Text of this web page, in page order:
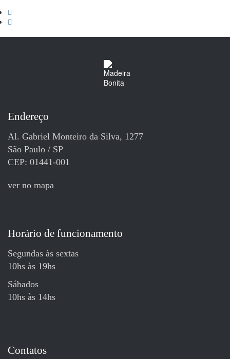
Endereço
Al. Gabriel Monteiro da Silva, 1277
São Paulo / SP
CEP: 01441-001
ver no mapa
Horário de funcionamento
Segundas às sextas
10hs às 19hs
Sábados
10hs às 14hs
Contatos